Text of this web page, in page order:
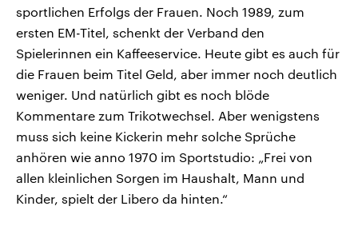
sportlichen Erfolgs der Frauen. Noch 1989, zum
ersten EM-Titel, schenkt der Verband den
Spielerinnen ein Kaffeeservice. Heute gibt es auch für
die Frauen beim Titel Geld, aber immer noch deutlich
weniger. Und natürlich gibt es noch blöde
Kommentare zum Trikotwechsel. Aber wenigstens
muss sich keine Kickerin mehr solche Sprüche
anhören wie anno 1970 im Sportstudio: „Frei von
allen kleinlichen Sorgen im Haushalt, Mann und
Kinder, spielt der Libero da hinten.“